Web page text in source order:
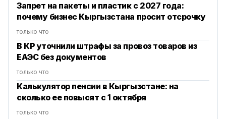
Запрет на пакеты и пластик с 2027 года:
почему бизнес Кыргызстана просит отсрочку
только что
В КР уточнили штрафы за провоз товаров из
ЕАЭС без документов
только что
Калькулятор пенсии в Кыргызстане: на
сколько ее повысят с 1 октября
только что